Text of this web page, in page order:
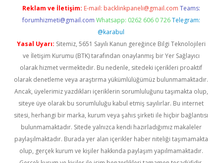
Reklam ve İletişim: E-mail: backlinkpaneli@gmail.com Teams:
forumhizmeti@gmail.com Whatsapp: 0262 606 0 726 Telegram:
@karabul
Yasal Uyarı: Sitemiz, 5651 Sayılı Kanun gereğince Bilgi Teknolojileri
ve İletişim Kurumu (BTK) tarafından onaylanmış bir Yer Sağlayıcı
olarak hizmet vermektedir. Bu nedenle, sitedeki içerikleri proaktif
olarak denetleme veya araştırma yükümlülüğümüz bulunmamaktadır.
Ancak, üyelerimiz yazdıkları içeriklerin sorumluluğunu taşımakta olup,
siteye üye olarak bu sorumluluğu kabul etmiş sayılırlar. Bu internet
sitesi, herhangi bir marka, kurum veya şahıs şirketi ile hiçbir bağlantısı
bulunmamaktadır. Sitede yalnızca kendi hazırladığımız makaleler
paylaşılmaktadır. Burada yer alan içerikler haber niteliği taşımamakta
olup, gerçek kurum ve kişiler hakkında paylaşım yapılmamaktadır.